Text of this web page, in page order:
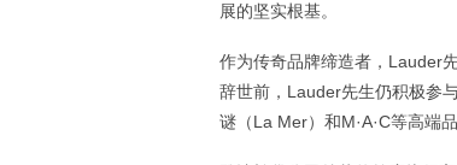
展的坚实根基。
作为传奇品牌缔造者，Lauder
辞世前，Lauder先生仍积极参
谜（La Mer）和M·A·C等高端